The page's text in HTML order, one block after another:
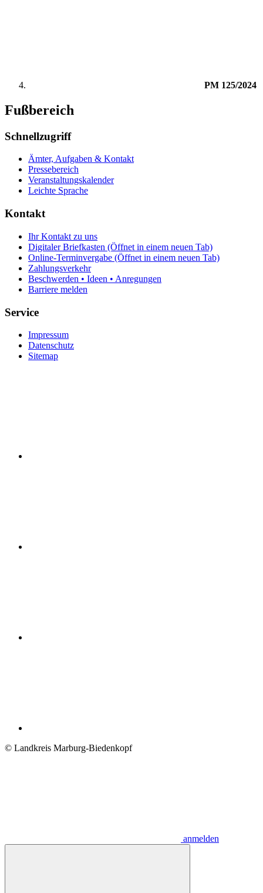
PM 125/2024
Fußbereich
Schnellzugriff
Ämter, Aufgaben & Kontakt
Pressebereich
Veranstaltungskalender
Leichte Sprache
Kontakt
Ihr Kontakt zu uns
Digitaler Briefkasten (Öffnet in einem neuen Tab)
Online-Terminvergabe (Öffnet in einem neuen Tab)
Zahlungsverkehr
Beschwerden • Ideen • Anregungen
Barriere melden
Service
Impressum
Datenschutz
Sitemap
© Landkreis Marburg-Biedenkopf
anmelden